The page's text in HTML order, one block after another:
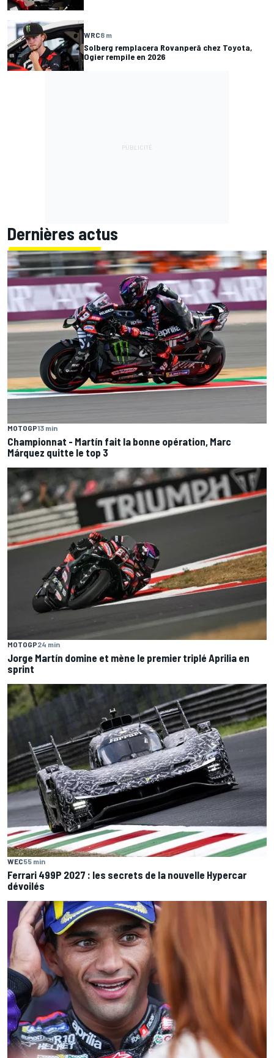
WRC8 m
Solberg remplacera Rovanperä chez Toyota,
Ogier rempile en 2026
Dernières actus
MOTOGP13 min
Championnat - Martín fait la bonne opération, Marc
Márquez quitte le top 3
MOTOGP24 min
Jorge Martín domine et mène le premier triplé Aprilia en
sprint
WEC55 min
Ferrari 499P 2027 : les secrets de la nouvelle Hypercar
dévoilés